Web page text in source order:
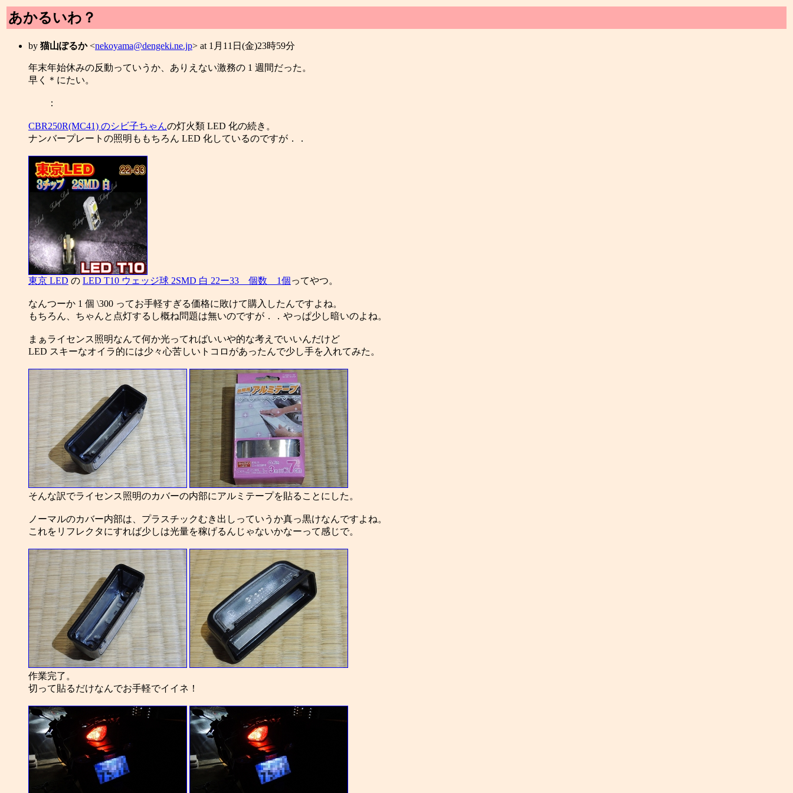
あかるいわ？
by 猫山ぽるか<nekoyama@dengeki.ne.jp> at 1月11日(金)23時59分
年末年始休みの反動っていうか、ありえない激務の 1 週間だった。
早く＊にたい。
：
CBR250R(MC41) のシビ子ちゃんの灯火類 LED 化の続き。
ナンバープレートの照明ももちろん LED 化しているのですが．．
東京 LED の LED T10 ウェッジ球 2SMD 白 22ー33 個数 1個ってやつ。
なんつーか 1 個 \300 ってお手軽すぎる価格に敗けて購入したんですよね。
もちろん、ちゃんと点灯するし概ね問題は無いのですが．．やっぱ少し暗いのよね。
まぁライセンス照明なんて何か光ってればいいや的な考えでいいんだけど
LED スキーなオイラ的には少々心苦しいトコロがあったんで少し手を入れてみた。
そんな訳でライセンス照明のカバーの内部にアルミテープを貼ることにした。
ノーマルのカバー内部は、プラスチックむき出しっていうか真っ黒けなんですよね。
これをリフレクタにすれば少しは光量を稼げるんじゃないかなーって感じで。
作業完了。
切って貼るだけなんでお手軽でイイネ！